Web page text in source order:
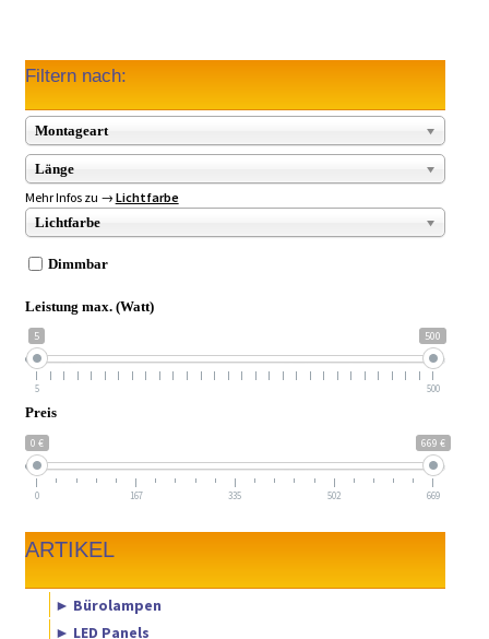
Filtern nach:
Montageart
Länge
Mehr Infos zu → Lichtfarbe
Lichtfarbe
Dimmbar
Leistung max. (Watt)
5 500
5 500
Preis
0 € 669 €
0 167 335 502 669
ARTIKEL
► Bürolampen
► LED Panels